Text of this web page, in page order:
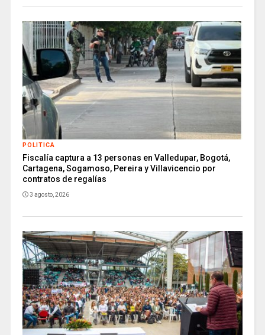
POLITICA
Fiscalía captura a 13 personas en Valledupar, Bogotá,
Cartagena, Sogamoso, Pereira y Villavicencio por
contratos de regalías
3 agosto, 2026